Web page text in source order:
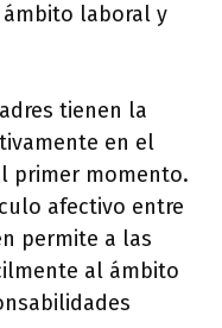
laboral y
tienen la
en el
primer momento.
afectivo entre
permite a las
al ámbito